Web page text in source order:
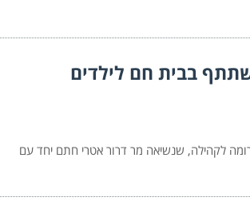
בבית חם לילדים
לקהילה, שנשיאה מר דרור אטרי חתם יחד עם